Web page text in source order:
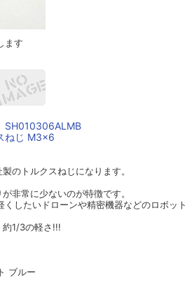
ます
SH010306ALMB
ねじ M3×6
のトルクスねじになります。
非常に少ないのが特徴です。
くしたいドローンや精密機器などのロボット
約1/3の軽さ!!!
ブルー